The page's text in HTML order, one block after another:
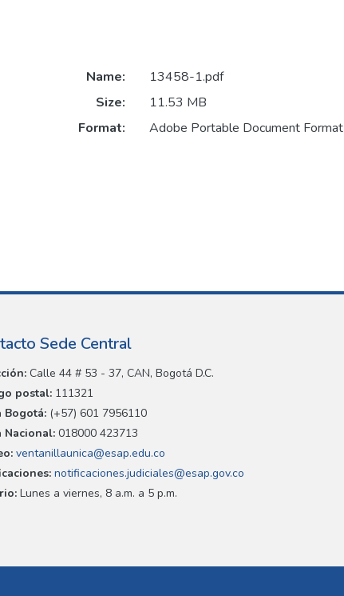
Name:
13458-1.pdf
Size:
11.53 MB
Format:
Adobe Portable Document Format
Sede Central
Calle 44 # 53 - 37, CAN, Bogotá D.C.
postal: 111321
Bogotá: (+57) 601 7956110
Nacional: 018000 423713
ventanillaunica@esap.edu.co
notificaciones.judiciales@esap.gov.co
Lunes a viernes, 8 a.m. a 5 p.m.